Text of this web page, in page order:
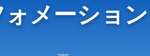
メーション